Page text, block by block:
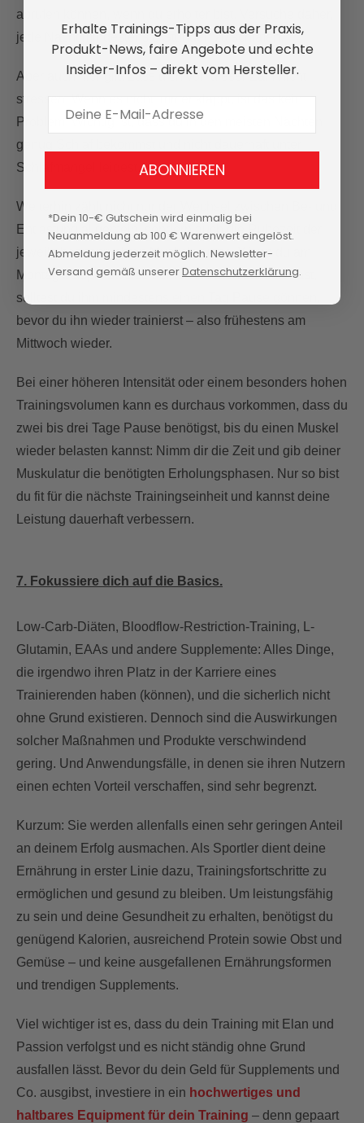
abrufen können, wenn du erholter bist. Versuche daher,
jede Nacht mindestens 8 Stunden zu schlafen.
Aber auch hier gilt: Lass dich von dieser Zahl nicht
stressen. Wenn es nicht immer klappt, ist das kein
Problem. Wichtig ist, dass du in den meisten Nächten
genug Schlaf bekommst und nicht dauerhaft unter
Schlafmangel leidest.
Weiterhin zählt nicht nur der Wechsel zwischen Be- und
Entlastung allgemein, sondern auch die Ruhezeit der
jeweils beanspruchten Muskelgruppe. Wenn du am
Montag beispielsweise deinen Rücken trainiert hast,
solltest du ihm mindestens einen Tag Pause gönnen,
bevor du ihn wieder trainierst – also frühestens am
Mittwoch wieder.
Bei einer höheren Intensität oder einem besonders hohen
Trainingsvolumen kann es durchaus vorkommen, dass du
zwei bis drei Tage Pause benötigst, bis du einen Muskel
wieder belasten kannst: Nimm dir die Zeit und gib deiner
Muskulatur die benötigten Erholungsphasen. Nur so bist
du fit für die nächste Trainingseinheit und kannst deine
Leistung dauerhaft verbessern.
7. Fokussiere dich auf die Basics.
Low-Carb-Diäten, Bloodflow-Restriction-Training, L-
Glutamin, EAAs und andere Supplemente: Alles Dinge,
die irgendwo ihren Platz in der Karriere eines
Trainierenden haben (können), und die sicherlich nicht
ohne Grund existieren. Dennoch sind die Auswirkungen
solcher Maßnahmen und Produkte verschwindend
gering. Und Anwendungsfälle, in denen sie ihren Nutzern
einen echten Vorteil verschaffen, sind sehr begrenzt.
Kurzum: Sie werden allenfalls einen sehr geringen Anteil
an deinem Erfolg ausmachen. Als Sportler dient deine
Ernährung in erster Linie dazu, Trainingsfortschritte zu
ermöglichen und gesund zu bleiben. Um leistungsfähig
zu sein und deine Gesundheit zu erhalten, benötigst du
genügend Kalorien, ausreichend Protein sowie Obst und
Gemüse – und keine ausgefallenen Ernährungsformen
und trendigen Supplements.
Viel wichtiger ist es, dass du dein Training mit Elan und
Passion verfolgst und es nicht ständig ohne Grund
ausfallen lässt. Bevor du dein Geld für Supplements und
Co. ausgibst, investiere in ein hochwertiges und
haltbares Equipment für dein Training – denn gepaart
Erhalte Trainings-Tipps aus der Praxis,
Produkt-News, faire Angebote und echte
Insider-Infos – direkt vom Hersteller.
E-Mail Adresse
ABONNIEREN
*Dein 10-€ Gutschein wird einmalig bei
Neuanmeldung ab 100 € Warenwert eingelöst.
Abmeldung jederzeit möglich. Newsletter-
Versand gemäß unsererDatenschutzerklärung.